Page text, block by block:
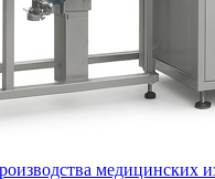
медицинских